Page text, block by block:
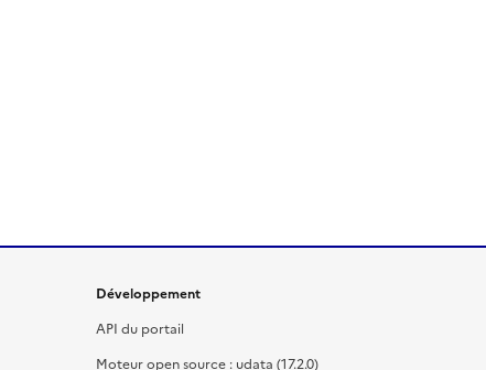
Développement
API du portail
Moteur open source : udata (17.2.0)